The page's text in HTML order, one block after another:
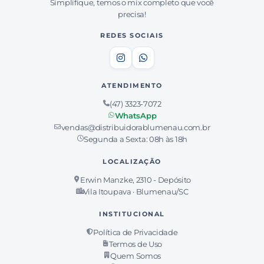
Simplifique, temos o mix completo que você
precisa!
REDES SOCIAIS
ATENDIMENTO
(47) 3323-7072
WhatsApp
vendas@distribuidorablumenau.com.br
Segunda a Sexta: 08h às 18h
LOCALIZAÇÃO
Erwin Manzke, 2310 - Depósito
Vila Itoupava · Blumenau/SC
INSTITUCIONAL
Política de Privacidade
Termos de Uso
Quem Somos